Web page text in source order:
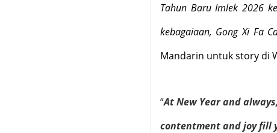
Tahun Baru Imlek 2026
kebagaiaan, Gong Xi Fa
Mandarin untuk story di
“At New Year and
contentment and joy fill